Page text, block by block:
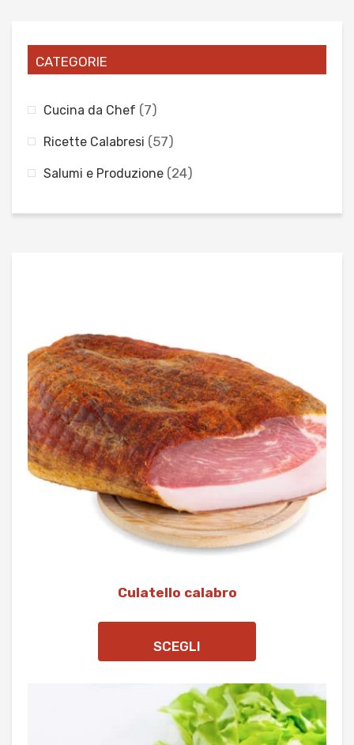
CATEGORIE
Cucina da Chef (7)
Ricette Calabresi (57)
Salumi e Produzione (24)
Culatello calabro
SCEGLI